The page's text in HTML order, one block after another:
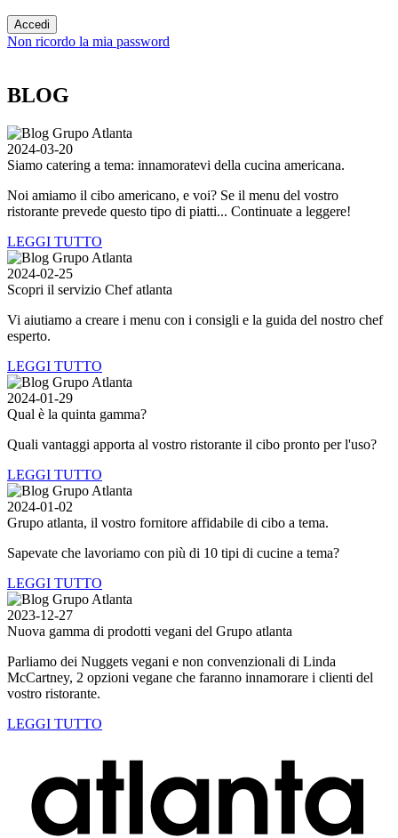
Accedi
Non ricordo la mia password
BLOG
2024-03-20
Siamo catering a tema: innamoratevi della cucina americana.
Noi amiamo il cibo americano, e voi? Se il menu del vostro
ristorante prevede questo tipo di piatti... Continuate a leggere!
LEGGI TUTTO
2024-02-25
Scopri il servizio Chefatlanta
Vi aiutiamo a creare i menu con i consigli e la guida del nostro chef
esperto.
LEGGI TUTTO
2024-01-29
Qual è la quinta gamma?
Quali vantaggi apporta al vostro ristorante il cibo pronto per l'uso?
LEGGI TUTTO
2024-01-02
Grupo atlanta, il vostro fornitore affidabile di cibo a tema.
Sapevate che lavoriamo con più di 10 tipi di cucine a tema?
LEGGI TUTTO
2023-12-27
Nuova gamma di prodotti vegani del Grupo atlanta
Parliamo dei Nuggets vegani e non convenzionali di Linda
McCartney, 2 opzioni vegane che faranno innamorare i clienti del
vostro ristorante.
LEGGI TUTTO